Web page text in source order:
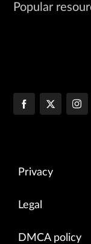
Popular
Privacy
Legal
DMCA policy